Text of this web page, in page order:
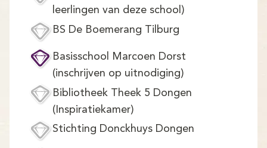
leerlingen van deze school)
BS De Boemerang Tilburg
Basisschool Marcoen Dorst
(inschrijven op uitnodiging)
Bibliotheek Theek 5 Dongen
(Inspiratiekamer)
Stichting Donckhuys Dongen